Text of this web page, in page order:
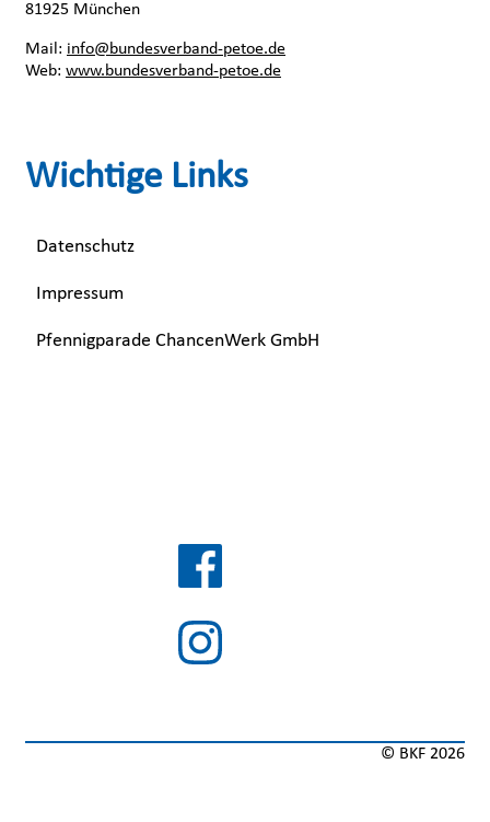
81925 München
Mail: info@bundesverband-petoe.de
Web: www.bundesverband-petoe.de
Wichtige Links
Datenschutz
Impressum
Pfennigparade ChancenWerk GmbH
© BKF 2026